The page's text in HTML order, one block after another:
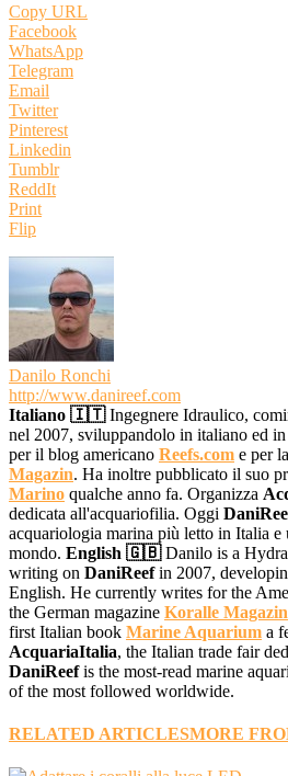
Copy URL
Facebook
WhatsApp
Telegram
Email
Twitter
Pinterest
Linkedin
Tumblr
ReddIt
Print
Flip
Danilo Ronchi
http://www.danireef.com
Italiano 🇮🇹Ingegnere Idraulico,
nel 2007, sviluppandolo in italiano ed
per il blog americano Reefs.com e per
Magazin. Ha inoltre pubblicato il suo
Marino qualche anno fa. Organizza
dedicata all'acquariofilia. Oggi
acquariologia marina più letto in Italia e
mondo. English 🇬🇧Danilo is a
writing on DaniReefin 2007,
English. He currently writes for the
the German magazine Koralle Magazin
first Italian book Marine Aquarium a
AcquariaItalia, the Italian trade fair
DaniReefis the most-read marine
of the most followed worldwide.
RELATED ARTICLESMORE